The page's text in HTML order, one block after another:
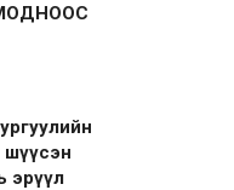
шүүсэн
эрүүл